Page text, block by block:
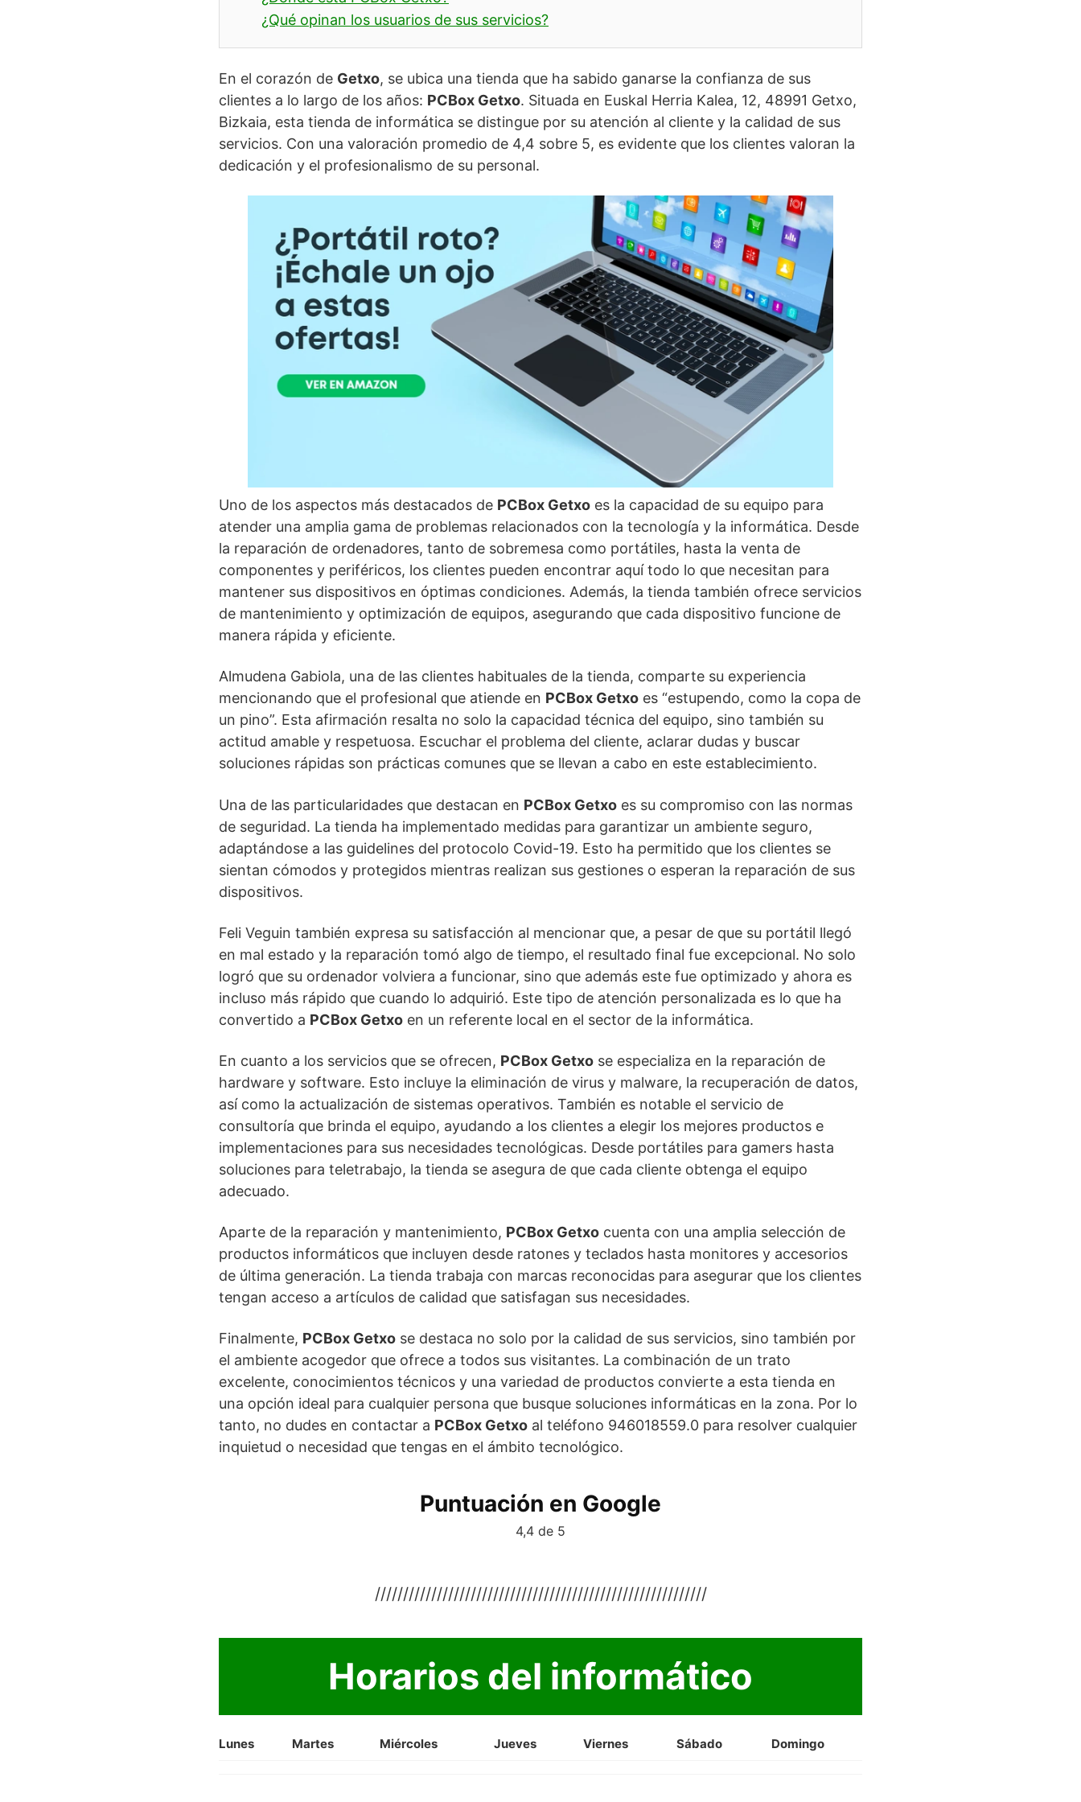
¿Qué opinan los usuarios de sus servicios?
En el corazón de Getxo, se ubica una tienda que ha sabido ganarse la confianza de sus
clientes a lo largo de los años: PCBox Getxo. Situada en Euskal Herria Kalea, 12, 48991 Getxo,
Bizkaia, esta tienda de informática se distingue por su atención al cliente y la calidad de sus
servicios. Con una valoración promedio de 4,4 sobre 5, es evidente que los clientes valoran la
dedicación y el profesionalismo de su personal.
Uno de los aspectos más destacados de PCBox Getxo es la capacidad de su equipo para
atender una amplia gama de problemas relacionados con la tecnología y la informática. Desde
la reparación de ordenadores, tanto de sobremesa como portátiles, hasta la venta de
componentes y periféricos, los clientes pueden encontrar aquí todo lo que necesitan para
mantener sus dispositivos en óptimas condiciones. Además, la tienda también ofrece servicios
de mantenimiento y optimización de equipos, asegurando que cada dispositivo funcione de
manera rápida y eficiente.
Almudena Gabiola, una de las clientes habituales de la tienda, comparte su experiencia
mencionando que el profesional que atiende en PCBox Getxo es “estupendo, como la copa de
un pino”. Esta afirmación resalta no solo la capacidad técnica del equipo, sino también su
actitud amable y respetuosa. Escuchar el problema del cliente, aclarar dudas y buscar
soluciones rápidas son prácticas comunes que se llevan a cabo en este establecimiento.
Una de las particularidades que destacan en PCBox Getxo es su compromiso con las normas
de seguridad. La tienda ha implementado medidas para garantizar un ambiente seguro,
adaptándose a las guidelines del protocolo Covid-19. Esto ha permitido que los clientes se
sientan cómodos y protegidos mientras realizan sus gestiones o esperan la reparación de sus
dispositivos.
Feli Veguin también expresa su satisfacción al mencionar que, a pesar de que su portátil llegó
en mal estado y la reparación tomó algo de tiempo, el resultado final fue excepcional. No solo
logró que su ordenador volviera a funcionar, sino que además este fue optimizado y ahora es
incluso más rápido que cuando lo adquirió. Este tipo de atención personalizada es lo que ha
convertido a PCBox Getxo en un referente local en el sector de la informática.
En cuanto a los servicios que se ofrecen, PCBox Getxo se especializa en la reparación de
hardware y software. Esto incluye la eliminación de virus y malware, la recuperación de datos,
así como la actualización de sistemas operativos. También es notable el servicio de
consultoría que brinda el equipo, ayudando a los clientes a elegir los mejores productos e
implementaciones para sus necesidades tecnológicas. Desde portátiles para gamers hasta
soluciones para teletrabajo, la tienda se asegura de que cada cliente obtenga el equipo
adecuado.
Aparte de la reparación y mantenimiento, PCBox Getxo cuenta con una amplia selección de
productos informáticos que incluyen desde ratones y teclados hasta monitores y accesorios
de última generación. La tienda trabaja con marcas reconocidas para asegurar que los clientes
tengan acceso a artículos de calidad que satisfagan sus necesidades.
Finalmente, PCBox Getxo se destaca no solo por la calidad de sus servicios, sino también por
el ambiente acogedor que ofrece a todos sus visitantes. La combinación de un trato
excelente, conocimientos técnicos y una variedad de productos convierte a esta tienda en
una opción ideal para cualquier persona que busque soluciones informáticas en la zona. Por lo
tanto, no dudes en contactar a PCBox Getxo al teléfono 946018559.0 para resolver cualquier
inquietud o necesidad que tengas en el ámbito tecnológico.
Puntuación en Google
4,4 de 5
///////////////////////////////////////////////////////////
Horarios del informático
Lunes Martes Miércoles Jueves Viernes Sábado Domingo